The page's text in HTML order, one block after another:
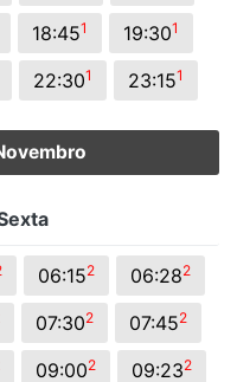
18:451 19:301
22:301 23:151
06:152 06:282
07:302 07:452
09:002 09:232